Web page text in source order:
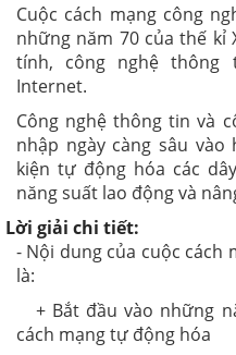
Cuộc cách mạng công
những năm 70 của thế kỉ
tính, công nghệ thông
Internet.
Công nghệ thông tin và
nhập ngày càng sâu
kiện tự động hóa các
năng suất lao động và
Lời giải chi tiết:
- Nội dung của cuộc cách
là:
+ Bắt đầu vào những
cách mạng tự động hóa